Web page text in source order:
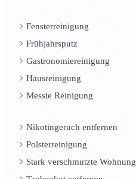
Fensterreinigung
Frühjahrsputz
Gastronomiereinigung
Hausreinigung
Messie Reinigung
Nikotingeruch entfernen
Polsterreinigung
Stark verschmutzte Wohnung